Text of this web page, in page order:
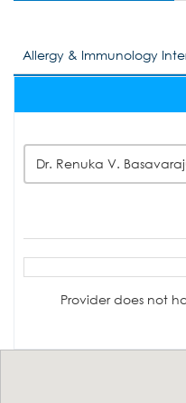
Allergy & Immunology
Dr. Renuka V.
Provider does not